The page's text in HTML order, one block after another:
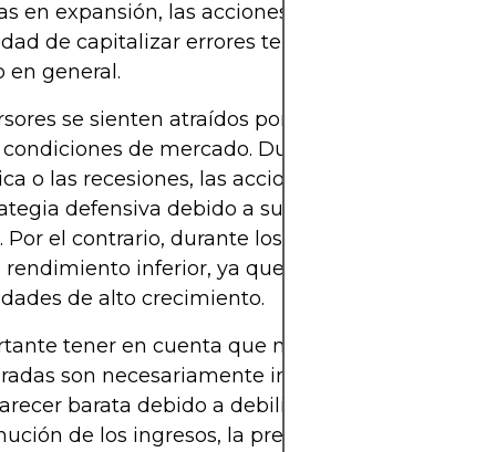
en expansión, las acciones de valor ofrecen la
de capitalizar errores temporales de juicio
en general.
se sienten atraídos por las acciones de
condiciones de mercado. Durante la
o las recesiones, las acciones de valor pueden
defensiva debido a su resiliencia y
Por el contrario, durante los mercados alcistas,
inferior, ya que los inversores
de alto crecimiento.
tener en cuenta que no todas las acciones
son necesariamente inversiones sólidas.
barata debido a debilidades
de los ingresos, la presión competitiva o